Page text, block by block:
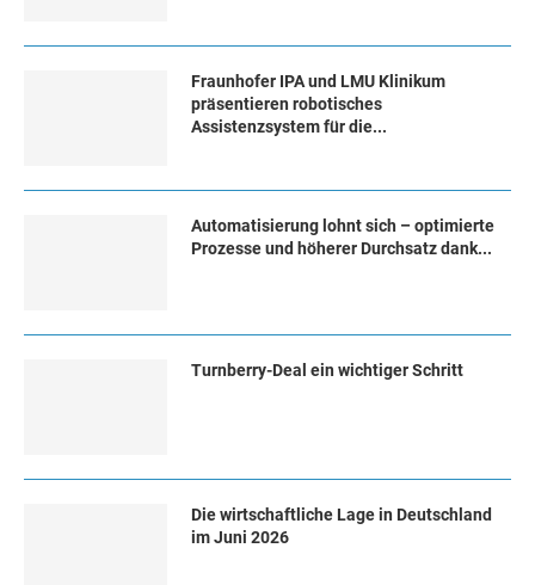
Fraunhofer IPA und LMU Klinikum
präsentieren robotisches
Assistenzsystem für die...
Automatisierung lohnt sich – optimierte
Prozesse und höherer Durchsatz dank...
Turn­ber­ry-Deal ein wich­ti­ger Schritt
Die wirtschaftliche Lage in Deutschland
im Juni 2026